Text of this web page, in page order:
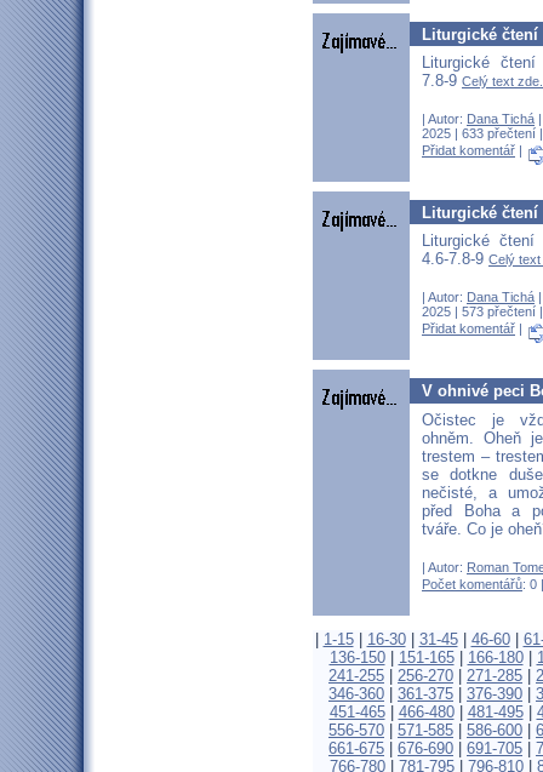
Liturgické čtení
Liturgické
7.8-9 Celý text
| Autor: Dana Tichá
2025 | 633 přečtení
Přidat komentář
Liturgické čtení
Liturgické
4.6-7.8-9 Celý
| Autor: Dana Tichá
2025 | 573 přečtení
Přidat komentář
V ohnivé peci
Očistec je
ohněm. Oheň
trestem –
se dotkne
nečisté, a
před Boha a
tváře. Co je
| Autor: Roman
Počet komentářů: 0
1-15| 16-30| 31-45| 46-60|
136-150| 151-165| 166-180|
241-255
256-270 271-285
346-360
361-375 376-390
451-465| 466-480| 481-495|
556-570
571-585 586-600
661-675
676-690 691-705
766-780| 781-795| 796-810|